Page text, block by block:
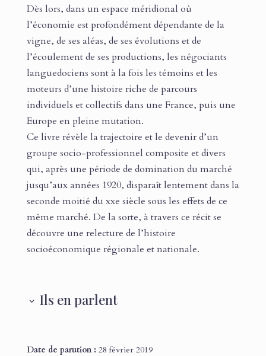
Dès lors, dans un espace méridional où
l’économie est profondément dépendante de la
vigne, de ses aléas, de ses évolutions et de
l’écoulement de ses productions, les négociants
languedociens sont à la fois les témoins et les
moteurs d’une histoire riche de parcours
individuels et collectifs dans une France, puis une
Europe en pleine mutation.
Ce livre révèle la trajectoire et le devenir d’un
groupe socio-professionnel composite et divers
qui, après une période de domination du marché
jusqu’aux années 1920, disparaît lentement dans la
seconde moitié du xxe siècle sous les effets de ce
même marché. De la sorte, à travers ce récit se
découvre une relecture de l’histoire
socioéconomique régionale et nationale.
Ils en parlent
Date de parution : 28 février 2019